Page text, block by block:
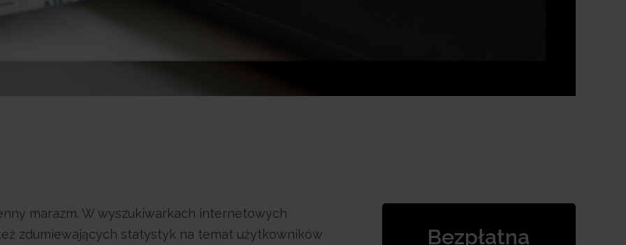
marazm. W wyszukiwarkach internetowych
zdumiewających statystyk na temat użytkowników
Bezpłatna